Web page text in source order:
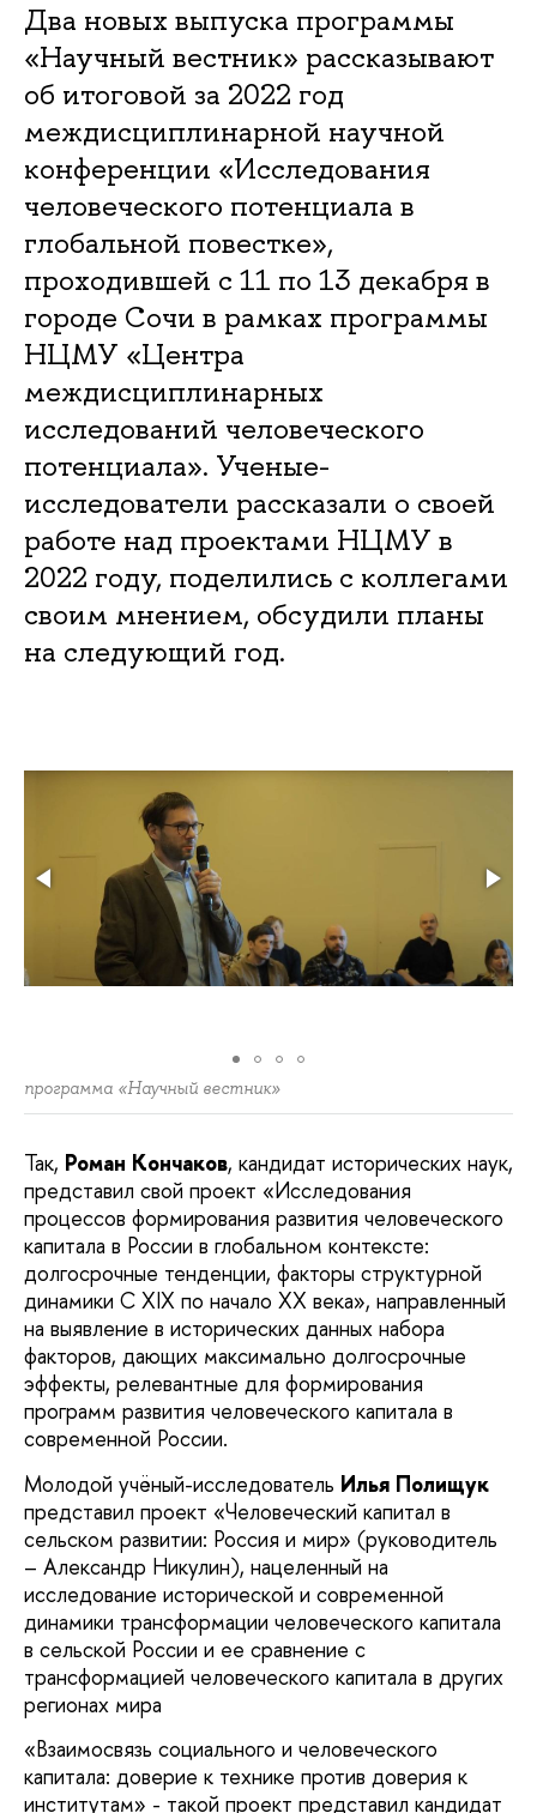
Два новых выпуска программы
«Научный вестник» рассказывают
об итоговой за 2022 год
междисциплинарной научной
конференции «Исследования
человеческого потенциала в
глобальной повестке»,
проходившей с 11 по 13 декабря в
городе Сочи в рамках программы
НЦМУ «Центра
междисциплинарных
исследований человеческого
потенциала». Ученые-
исследователи рассказали о своей
работе над проектами НЦМУ в
2022 году, поделились с коллегами
своим мнением, обсудили планы
на следующий год.
программа «Научный вестник»
Так, Роман Кончаков, кандидат исторических наук,
представил свой проект «Исследования
процессов формирования развития человеческого
капитала в России в глобальном контексте:
долгосрочные тенденции, факторы структурной
динамики С XIX по начало XX века», направленный
на выявление в исторических данных набора
факторов, дающих максимально долгосрочные
эффекты, релевантные для формирования
программ развития человеческого капитала в
современной России.
Молодой учёный-исследователь Илья Полищук
представил проект «Человеческий капитал в
сельском развитии: Россия и мир» (руководитель
– Александр Никулин), нацеленный на
исследование исторической и современной
динамики трансформации человеческого капитала
в сельской России и ее сравнение с
трансформацией человеческого капитала в других
регионах мира
«Взаимосвязь социального и человеческого
капитала: доверие к технике против доверия к
институтам» - такой проект представил кандидат